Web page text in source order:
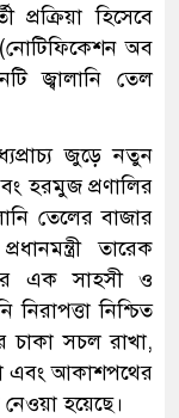
প্রক্রিয়া হিসেবে
(নোটিফিকেশন অব
জ্বালানি তেল
জুড়ে নতুন
হরমুজ প্রণালির
তেলের বাজার
তারেক
এক সাহসী ও
নিরাপত্তা নিশ্চিত
চাকা সচল রাখা,
এবং আকাশপথের
হয়েছে।